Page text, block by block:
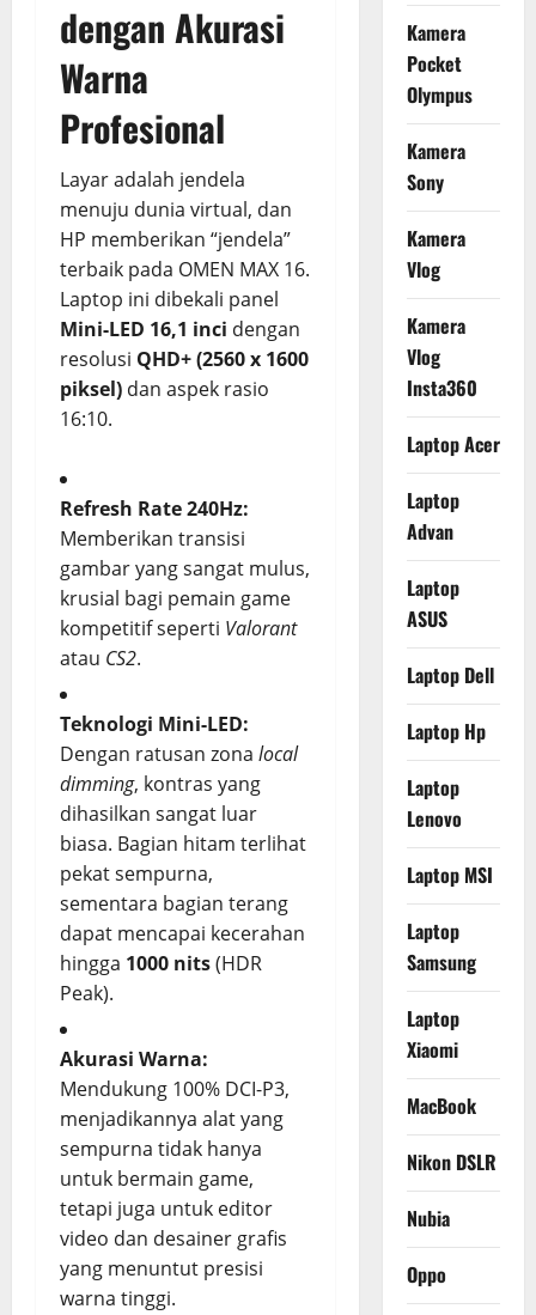
dengan Akurasi
Warna
Profesional
Layar adalah jendela
menuju dunia virtual, dan
HP memberikan “jendela”
terbaik pada OMEN MAX 16.
Laptop ini dibekali panel
Mini-LED 16,1 inci dengan
resolusi QHD+ (2560 x 1600
piksel) dan aspek rasio
16:10.
Refresh Rate 240Hz:
Memberikan transisi
gambar yang sangat mulus,
krusial bagi pemain game
kompetitif seperti Valorant
atau CS2.
Teknologi Mini-LED:
Dengan ratusan zona local
dimming, kontras yang
dihasilkan sangat luar
biasa. Bagian hitam terlihat
pekat sempurna,
sementara bagian terang
dapat mencapai kecerahan
hingga 1000 nits(HDR
Peak).
Akurasi Warna:
Mendukung 100% DCI-P3,
menjadikannya alat yang
sempurna tidak hanya
untuk bermain game,
tetapi juga untuk editor
video dan desainer grafis
yang menuntut presisi
warna tinggi.
Kamera
Pocket
Olympus
Kamera
Sony
Kamera
Vlog
Kamera
Vlog
Insta360
Laptop Acer
Laptop
Advan
Laptop
ASUS
Laptop Dell
Laptop Hp
Laptop
Lenovo
Laptop MSI
Laptop
Samsung
Laptop
Xiaomi
MacBook
Nikon DSLR
Nubia
Oppo